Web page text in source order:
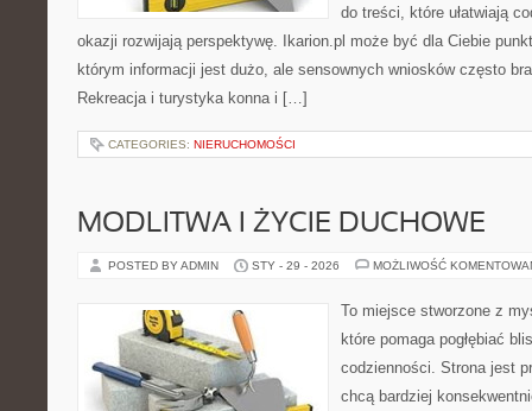
do treści, które ułatwiają
okazji rozwijają perspektywę. Ikarion.pl może być dla Ciebie
którym informacji jest dużo, ale sensownych wniosków często
Rekreacja i turystyka konna i […]
CATEGORIES: NIERUCHOMOŚCI
MODLITWA I ŻYCIE DUCHOWE
POSTED BY ADMIN STY - 29 - 2026 MOŻLIWOŚĆ
To miejsce stworzone z
które pomaga pogłębiać
codzienności. Strona jest
chcą bardziej